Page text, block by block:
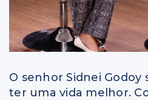
O senhor Sidnei
ter uma vida melhor.